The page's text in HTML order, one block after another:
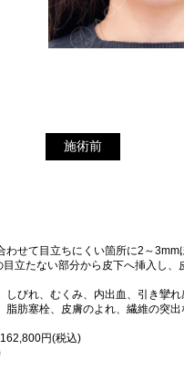
施術前
わせて目立ちにくい箇所に2～
立たない部分から皮下へ挿入し、
しびれ、むくみ、内出血、引き攣
肪塞栓、皮膚のよれ、繊維の突出
円(税込)